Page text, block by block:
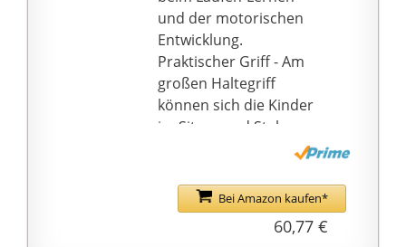
Vorderrad 8,5 cm ;
Hinterrad 11,5 cm
Batteriebetrieb: 3 x AA
(nicht im Lieferumfang
enthalten)
und der motorischen
Entwicklung.
Praktischer Griff - Am
großen Haltegriff
können sich die Kinder
im Sitzen und Stehen
den Eltern als
Tragegriff, um das
Rutschauto einfach zu
Bei Amazon kaufen*
60,77 €